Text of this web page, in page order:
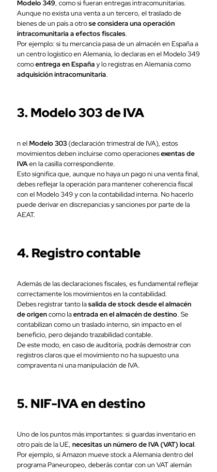
Modelo 349, como si fueran entregas intracomunitarias.
Aunque no exista una venta a un tercero, el traslado de
bienes de un país a otrose considera una operación
intracomunitaria a efectos fiscales.
Por ejemplo: si tu mercancía pasa de un almacén en España a
un centro logístico en Alemania, lo declaras en el Modelo 349
comoentrega en España y lo registras en Alemania como
adquisición intracomunitaria.
3. Modelo 303 de IVA
n el Modelo 303 (declaración trimestral de IVA), estos
movimientos deben incluirse como operacionesexentas de
IVAen la casilla correspondiente.
Esto significa que, aunque no haya un pago ni una venta final,
debes reflejar la operación para mantener coherencia fiscal
con el Modelo 349 y con la contabilidad interna. No hacerlo
puede derivar en discrepancias y sanciones por parte de la
AEAT.
4. Registro contable
Además de las declaraciones fiscales, es fundamental reflejar
correctamente los movimientos en la contabilidad.
Debes registrar tanto lasalida de stock desde el almacén
de origencomo laentrada en el almacén de destino. Se
contabilizan como un traslado interno, sin impacto en el
beneficio, pero dejando trazabilidad contable.
De este modo, en caso de auditoría, podrás demostrar con
registros claros que el movimiento no ha supuesto una
compraventa ni una manipulación de IVA.
5. NIF-IVA en destino
Uno de los puntos más importantes: si guardas inventario en
otro país de la UE, necesitas un número de IVA (VAT) local.
Por ejemplo, si Amazon mueve stock a Alemania dentro del
programa Paneuropeo, deberás contar con un VAT alemán